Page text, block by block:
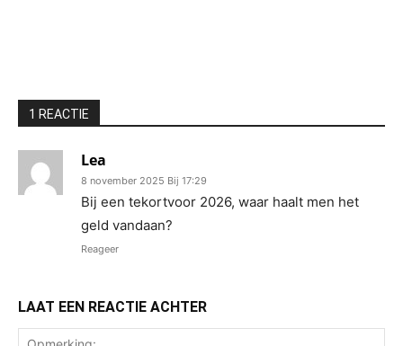
1 REACTIE
Lea
8 november 2025 Bij 17:29
Bij een tekortvoor 2026, waar haalt men het
geld vandaan?
Reageer
LAAT EEN REACTIE ACHTER